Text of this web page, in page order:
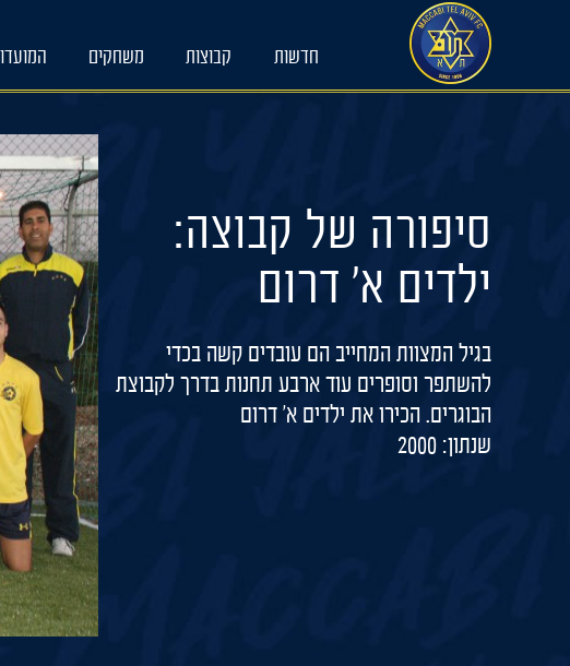
חדשות קבוצות משחקים
סיפורה של קבוצה:
ילדים א' דרום
בגיל המצוות המחייב הם עובדים קשה בכדי
להשתפר וסופרים עוד ארבע תחנות בדרך לקבוצת
הבוגרים. הכירו את ילדים א' דרום
שנתון: 2000